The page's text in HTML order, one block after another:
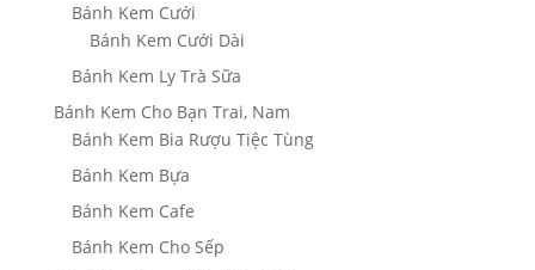
Bánh Kem Cưới
Bánh Kem Cưới Dài
Bánh Kem Ly Trà Sữa
Bánh Kem Cho Bạn Trai, Nam
Bánh Kem Bia Rượu Tiệc Tùng
Bánh Kem Bựa
Bánh Kem Cafe
Bánh Kem Cho Sếp